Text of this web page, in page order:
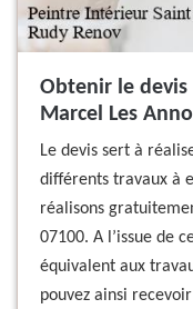
Obtenir le
Marcel Les
Le devis sert à
différents travaux à
réalisons
07100. A l’issue de
équivalent aux
pouvez ainsi